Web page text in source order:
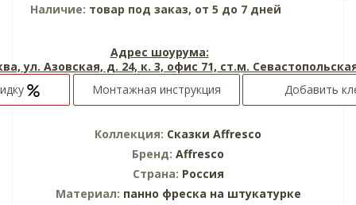
Наличие: товар под заказ, от 5 до 7 дней
Адрес шоурума:
ул. Азовская, д. 24, к. 3, офис 71, ст.м.
Монтажная инструкция Добавить
Коллекция: Сказки Affresco
Бренд: Affresco
Страна: Россия
Материал: панно фреска на штукатурке